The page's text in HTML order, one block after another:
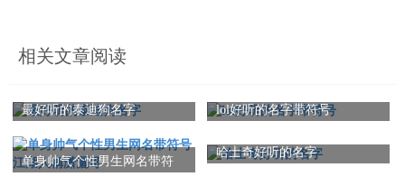
呼延高逸 呼延俊武 呼延泰宇 呼延振弘 呼延弘盛 呼延昊宁 呼延
鑫泽 呼延俊豪 呼延然翼 呼延智志
相关文章阅读
最好听的泰迪狗名字 lol好听的名字带符号
单身帅气个性男生网名带符
哈士奇好听的名字